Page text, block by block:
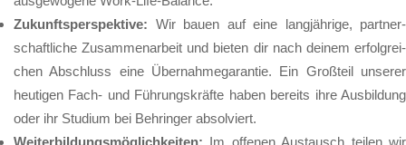
Zu­kunfts­per­spek­ti­ve: Wir bau­en auf ei­ne lang­jäh­ri­ge, part­ner­
schaft­li­che Zu­sam­men­ar­beit und bie­ten dir nach dei­nem er­folg­rei­
chen Ab­schluss ei­ne Über­nah­me­ga­ran­tie. Ein Groß­teil un­se­rer
heu­ti­gen Fach- und Füh­rungs­kräf­te ha­ben be­reits ih­re Aus­bil­dung
oder ihr Stu­di­um bei Beh­rin­ger ab­sol­viert.
Wei­ter­bil­dungs­mög­lich­kei­ten: Im of­fe­nen Aus­tausch tei­len wir